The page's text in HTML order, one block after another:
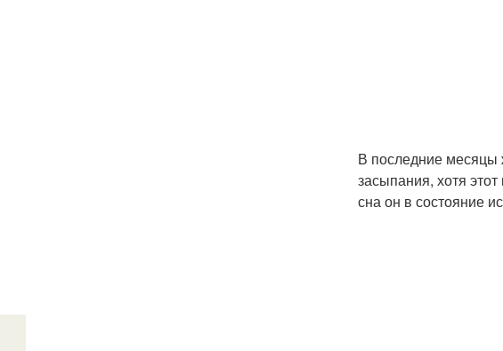
В последние месяцы
засыпания, хотя
сна он в состояние